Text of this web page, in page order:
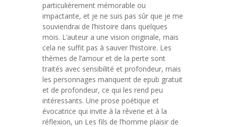
particulièrement mémorable ou
impactante, et je ne suis pas sûr que je me
souviendrai de l’histoire dans quelques
mois. L’auteur a une vision originale, mais
cela ne suffit pas à sauver l’histoire. Les
thèmes de l’amour et de la perte sont
traités avec sensibilité et profondeur, mais
les personnages manquent de epub gratuit
et de profondeur, ce qui les rend peu
intéressants. Une prose poétique et
évocatrice qui invite à la rêverie et à la
réflexion, un Les fils de l’homme plaisir de